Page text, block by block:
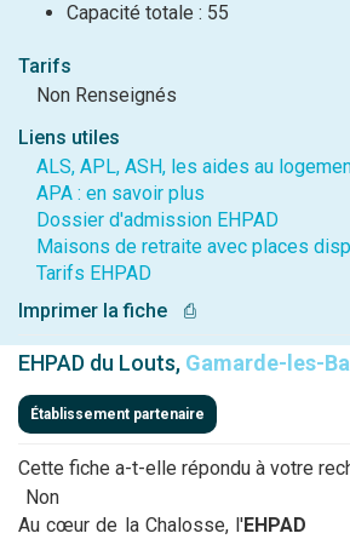
Capacité totale : 55
Tarifs
Non Renseignés
Liens utiles
ALS, APL, ASH, les aides au
APA : en savoir plus
Dossier d'admission EHPAD
Maisons de retraite avec places
Tarifs EHPAD
Imprimer la fiche
⎙
EHPAD du Louts, Gamarde-les-
Établissement partenaire
Cette fiche a-t-elle répondu à votre
Non
Au cœur de la Chalosse, l'EHPAD